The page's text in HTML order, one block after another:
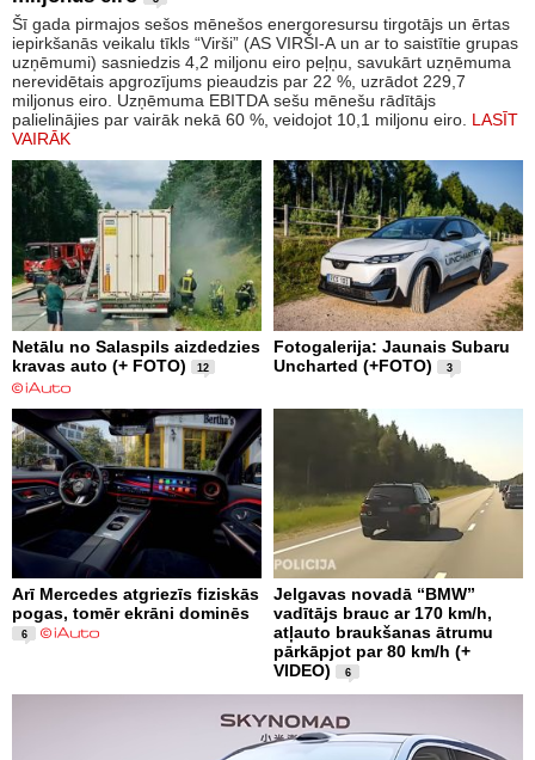
Šī gada pirmajos sešos mēnešos energoresursu tirgotājs un ērtas
iepirkšanās veikalu tīkls “Virši” (AS VIRŠI-A un ar to saistītie grupas
uzņēmumi) sasniedzis 4,2 miljonu eiro peļņu, savukārt uzņēmuma
nerevidētais apgrozījums pieaudzis par 22 %, uzrādot 229,7
miljonus eiro. Uzņēmuma EBITDA sešu mēnešu rādītājs
palielinājies par vairāk nekā 60 %, veidojot 10,1 miljonu eiro. LASĪT
VAIRĀK
Netālu no Salaspils aizdedzies
kravas auto (+ FOTO)
12
Fotogalerija: Jaunais Subaru
Uncharted (+FOTO)
3
Arī Mercedes atgriezīs fiziskās
pogas, tomēr ekrāni dominēs
6
Jelgavas novadā “BMW”
vadītājs brauc ar 170 km/h,
atļauto braukšanas ātrumu
pārkāpjot par 80 km/h (+
VIDEO)
6